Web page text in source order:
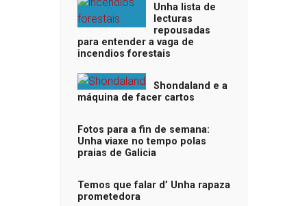
Unha lista de
lecturas
repousadas
para entender a vaga de
incendios forestais
Shondaland e a
máquina de facer cartos
Fotos para a fin de semana:
Unha viaxe no tempo polas
praias de Galicia
Temos que falar d’ Unha rapaza
prometedora